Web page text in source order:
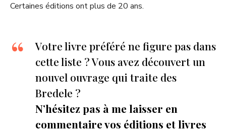
Certaines éditions ont plus de 20 ans.
Votre livre préféré ne figure pas dans
cette liste ? Vous avez découvert un
nouvel ouvrage qui traite des
Bredele ?
N’hésitez pas à me laisser en
commentaire vos éditions et livres